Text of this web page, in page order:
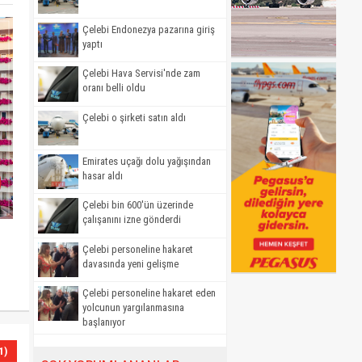
Çelebi Endonezya pazarına giriş
yaptı
Çelebi Hava Servisi'nde zam
oranı belli oldu
Çelebi o şirketi satın aldı
Emirates uçağı dolu yağışından
hasar aldı
Çelebi bin 600'ün üzerinde
çalışanını izne gönderdi
Çelebi personeline hakaret
davasında yeni gelişme
Çelebi personeline hakaret eden
yolcunun yargılanmasına
başlanıyor